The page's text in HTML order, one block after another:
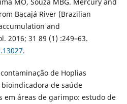
Bacajá River (Brazilian
and
2016; 31 89 (1) :249–63.
.
de Hoplias
de saúde
áreas de garimpo: estudo de